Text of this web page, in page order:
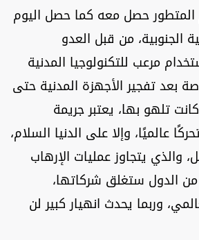
المتطور حصل معه كما حصل اليوم
الجنوبية، من قبل العدو
مرعب للتكنولوجيا المدنية
بعد تفجير الأجهزة المدنية حتى
تلهو بها، يعتبر جريمة
عالميًا، وإلا على الدنيا السلام،
والذي يتجاوز عمليات الإرهاب
من الدول ستغلق شركاتها،
وربما يحدث انهيار كبير لن